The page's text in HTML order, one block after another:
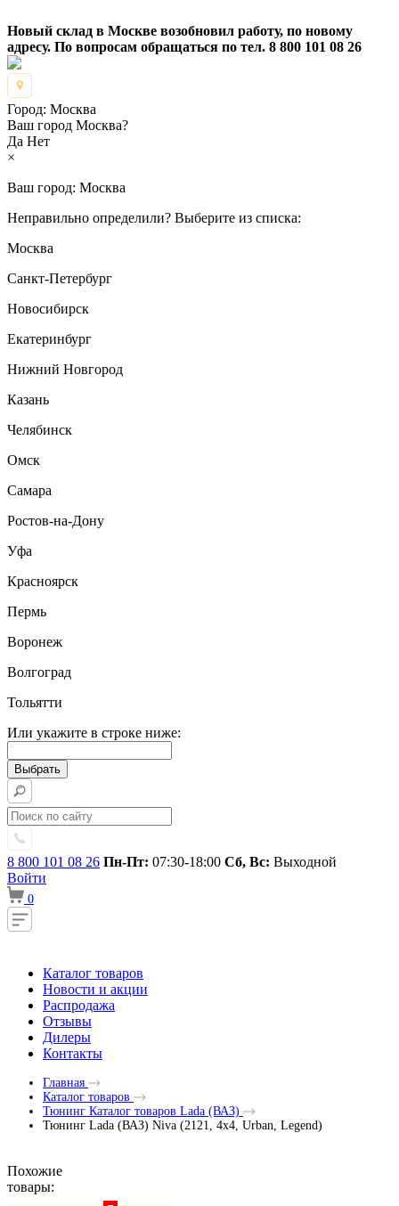
Новый склад в Москве возобновил работу, по новому
адресу. По вопросам обращаться по тел. 8 800 101 08 26
Город: Москва
Ваш город Москва?
Да Нет
×
Ваш город: Москва
Неправильно определили? Выберите из списка:
Москва
Санкт-Петербург
Новосибирск
Екатеринбург
Нижний Новгород
Казань
Челябинск
Омск
Самара
Ростов-на-Дону
Уфа
Красноярск
Пермь
Воронеж
Волгоград
Тольятти
Или укажите в строке ниже:
8 800 101 08 26 Пн-Пт: 07:30-18:00 Сб, Вс: Выходной
Войти
0
Каталог товаров
Новости и акции
Распродажа
Отзывы
Дилеры
Контакты
Главная
Каталог товаров
Тюнинг Каталог товаров Lada (ВАЗ)
Тюнинг Lada (ВАЗ) Niva (2121, 4x4, Urban, Legend)
Похожие
товары: